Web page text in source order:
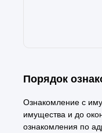
Порядок
Ознакомление с
имущества и до
ознакомления по